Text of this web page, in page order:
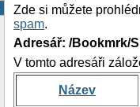
Zde si můžete
spam.
Adresář: /Bookmrk/
V tomto adresáři
Název